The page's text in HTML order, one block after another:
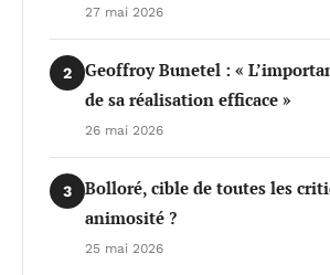
27 mai 2026
2
Geoffroy Bunetel : «
de sa réalisation efficace »
26 mai 2026
3
Bolloré, cible de toutes les
animosité ?
25 mai 2026